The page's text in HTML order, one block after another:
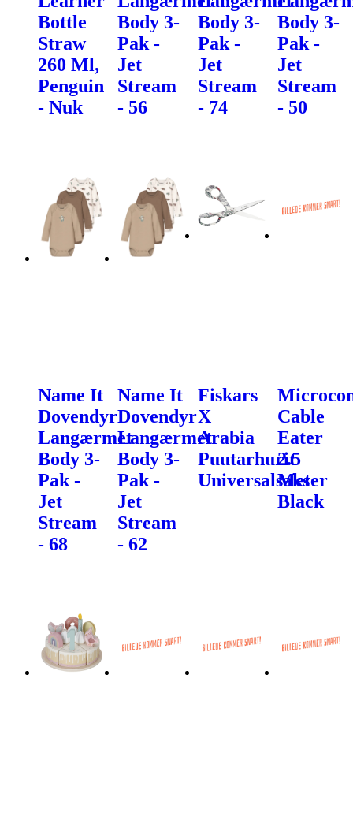
Bottle
Straw
260 Ml,
Penguin
- Nuk
Body 3-
Pak -
Jet
Stream
- 56
Body 3-
Pak -
Jet
Stream
- 74
Body 3-
Pak -
Jet
Stream
- 50
Name It
Dovendyr
Langærmet
Body 3-
Pak -
Jet
Stream
- 68
Name It
Dovendyr
Langærmet
Body 3-
Pak -
Jet
Stream
- 62
Fiskars
X
Arabia
Puutarhurit
Universalsaks
Cable
Eater
2.5
Meter
Black